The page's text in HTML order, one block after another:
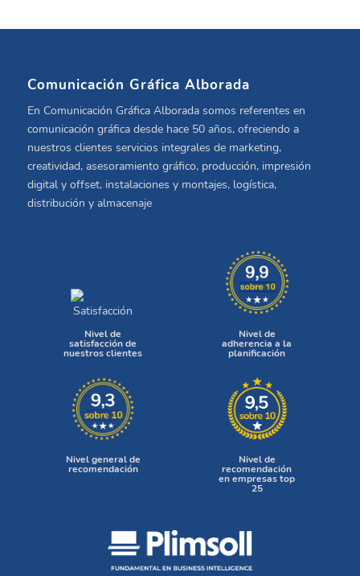
Comunicación Gráfica Alborada
En Comunicación Gráfica Alborada somos referentes en
comunicación gráfica desde hace 50 años, ofreciendo a
nuestros clientes servicios integrales de marketing,
creatividad, asesoramiento gráfico, producción, impresión
digital y offset, instalaciones y montajes, logística,
distribución y almacenaje
Nivel de
satisfacción de
nuestros clientes
Nivel de
adherencia a la
planificación
Nivel general de
recomendación
Nivel de
recomendación
en empresas top
25